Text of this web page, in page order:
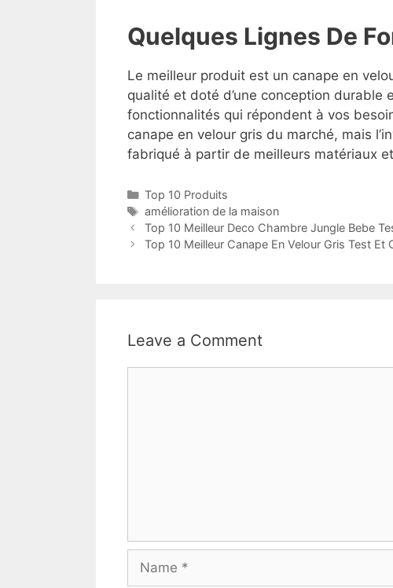
Quelques Lignes De
Le meilleur produit est un canape en
qualité et doté d’une conception
fonctionnalités qui répondent à vos
canape en velour gris du marché, mais
fabriqué à partir de meilleurs matériaux
Top 10 Produits
amélioration de la maison
Top 10 Meilleur Deco Chambre Jungle Bebe
Top 10 Meilleur Canape En Velour Gris Test Et
Leave a Comment